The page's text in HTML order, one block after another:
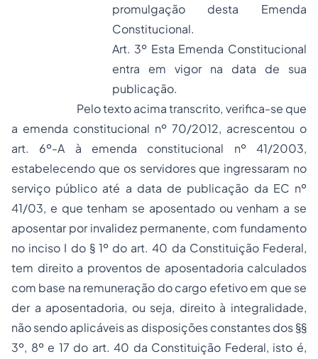
promulgação desta Emenda
Constitucional.
Art. 3º Esta Emenda Constitucional
entra em vigor na data de sua
publicação.
Pelo texto acima transcrito, verifica-se que
a emenda constitucional nº 70/2012, acrescentou o
art. 6º-A à emenda constitucional nº 41/2003,
estabelecendo que os servidores que ingressaram no
serviço público até a data de publicação da EC nº
41/03, e que tenham se aposentado ou venham a se
aposentar por invalidez permanente, com fundamento
no inciso I do § 1º do art. 40 da Constituição Federal,
tem direito a proventos de aposentadoria calculados
com base na remuneração do cargo efetivo em que se
der a aposentadoria, ou seja, direito à integralidade,
não sendo aplicáveis as disposições constantes dos §§
3º, 8º e 17 do art. 40 da Constituição Federal, isto é,